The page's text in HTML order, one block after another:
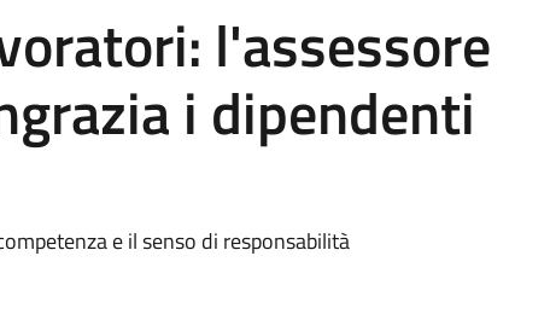
l'assessore
i dipendenti
e il senso di responsabilità